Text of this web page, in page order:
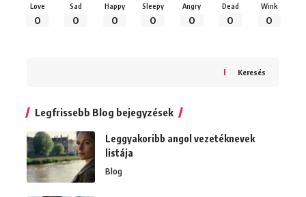
Love
0
Sad
0
Happy
0
Sleepy
0
Angry
0
Dead
0
Wink
0
Keresés
Legfrissebb Blog bejegyzések
Leggyakoribb angol vezetéknevek
listája
Blog